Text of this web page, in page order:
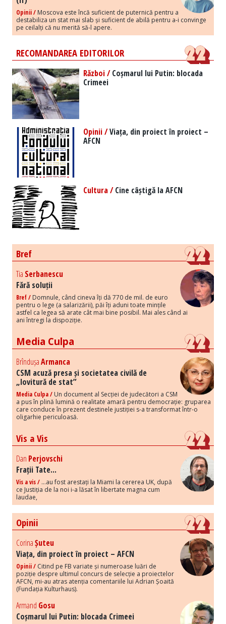
Opinii / Moscova este încă suficient de puternică pentru a
destabiliza un stat mai slab și suficient de abilă pentru a-i convinge
pe ceilalți că nu merită să-l apere.
RECOMANDAREA EDITORILOR
Război /Coșmarul lui Putin: blocada
Crimeei
Opinii /Viața, din proiect în proiect –
AFCN
Cultura /Cine câștigă la AFCN
Bref
Tia Serbanescu
Fără soluții
Bref / Domnule, când cineva îți dă 770 de mil. de euro
pentru o lege (a salarizării), păi îți aduni toate mințile
astfel ca legea să arate cât mai bine posibil. Mai ales când ai
ani întregi la dispoziție.
Media Culpa
BrîndușaArmanca
CSM acuză presa și societatea civilă de
„lovitură de stat”
Media Culpa / Un document al Secției de judecători a CSM
a pus în plină lumină o realitate amară pentru democrație: gruparea
care conduce în prezent destinele justiției s-a transformat într-o
oligarhie periculoasă.
Vis a Vis
Dan Perjovschi
Frații Tate...
Vis a vis / ...au fost arestați la Miami la cererea UK, după
ce Justiția de la noi i-a lăsat în libertate magna cum
laudae,
Opinii
CorinaȘuteu
Viața, din proiect în proiect – AFCN
Opinii / Citind pe FB variate și numeroase luări de
poziție despre ultimul concurs de selecție a proiectelor
AFCN, mi-au atras atenția comentariile lui Adrian Șoaită
(Fundația Kulturhaus).
Armand Gosu
Coșmarul lui Putin: blocada Crimeei